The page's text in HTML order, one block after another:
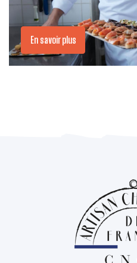
En savoir plus